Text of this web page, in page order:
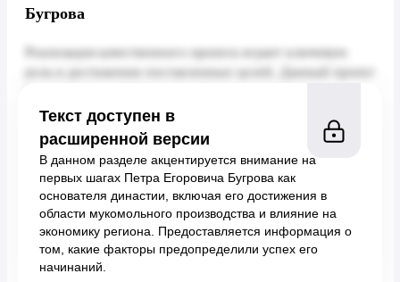
Бугрова
Текст доступен в
расширенной версии
В данном разделе акцентируется внимание на
первых шагах Петра Егоровича Бугрова как
основателя династии, включая его достижения в
области мукомольного производства и влияние на
экономику региона. Предоставляется информация о
том, какие факторы предопределили успех его
начинаний.